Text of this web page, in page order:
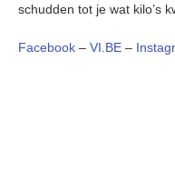
schudden tot je wat kilo’s
Facebook – VI.BE –